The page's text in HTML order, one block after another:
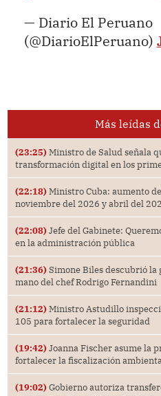
— Diario El Peruano
(@DiarioElPeruano)
Más leídas
(23:25) Ministro de Salud señala
transformación digital en los
(22:18) Ministro Cuba: aumento
noviembre del 2026 y abril del
(22:08) Jefe del Gabinete:
en la administración pública
(21:36) Simone Biles descubrió la
mano del chef Rodrigo Fernandini
(21:12) Ministro Astudillo
105 para fortalecer la seguridad
(19:42) Joanna Fischer asume la
fortalecer la fiscalización
(19:02) Gobierno autoriza